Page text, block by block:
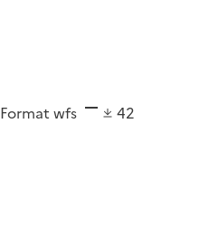
Format wfs
42